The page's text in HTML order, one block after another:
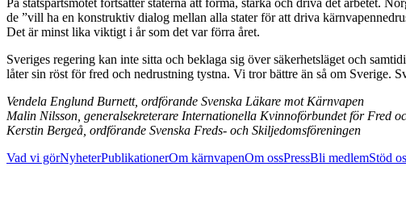
de ”vill ha en konstruktiv dialog mellan alla stater för att driva
Det är minst lika viktigt i år som det var förra året.
Sveriges regering kan inte sitta och beklaga sig över säkerhetsläget och
låter sin röst för fred och nedrustning tystna. Vi tror bättre än så om Sverige.
Vendela Englund Burnett, ordförande Svenska Läkare mot Kärnvapen
Malin Nilsson, generalsekreterare Internationella Kvinnoförbundet för Fred
Kerstin Bergeå, ordförande Svenska Freds- och Skiljedomsföreningen
Vad vi görNyheterPublikationerOm kärnvapenOm ossPressBli medlemStöd